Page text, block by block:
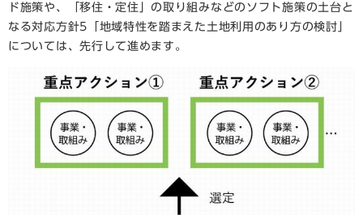
ド施策や、「移住・定住」の取り組みなどのソフト施策の土台と
なる対応方針5「地域特性を踏まえた土地利用のあり方の検討」
については、先行して進めます。